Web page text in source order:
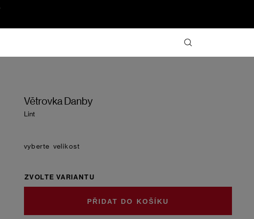
Větrovka Danby
Lint
velikost
ZVOLTE VARIANTU
DO KOŠÍKU